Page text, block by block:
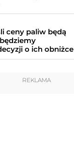
ceny paliw będą
o ich obniżce
REKLAMA